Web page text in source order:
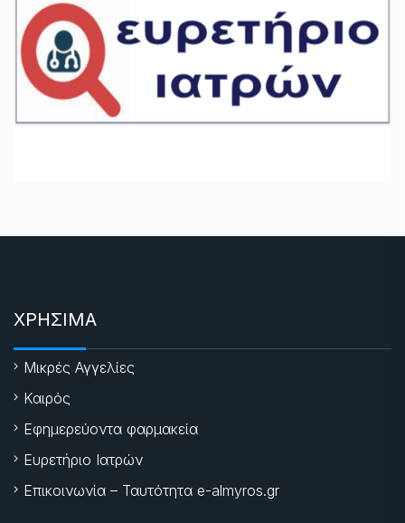
ΧΡΗΣΙΜΑ
Μικρές Αγγελίες
Καιρός
Εφημερεύοντα φαρμακεία
Ευρετήριο Ιατρών
Επικοινωνία – Ταυτότητα e-almyros.gr